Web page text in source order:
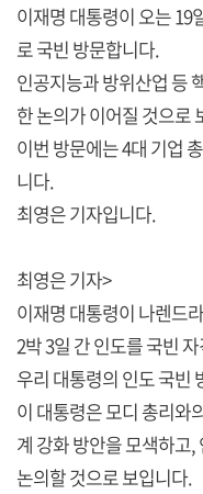
이재명 대통령이 오는 19
로 국빈 방문합니다.
인공지능과 방위산업 등
한 논의가 이어질 것으로
이번 방문에는 4대 기업
니다.
최영은 기자입니다.
최영은 기자>
이재명 대통령이 나렌드
2박 3일 간 인도를 국빈
우리 대통령의 인도 국빈
이 대통령은 모디 총리와
계 강화 방안을 모색하고
논의할 것으로 보입니다.